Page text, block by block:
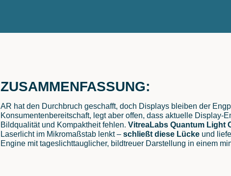
ZUSAMMENFASSUNG:
AR hat den Durchbruch geschafft, doch Displays bleiben der
Konsumentenbereitschaft, legt aber offen, dass aktuelle Display-
Bildqualität und Kompaktheit fehlen. VitreaLabs Quantum Light
Laserlicht im Mikromaßstab lenkt – schließt diese Lücke und
Engine mit tageslichttauglicher, bildtreuer Darstellung in einem